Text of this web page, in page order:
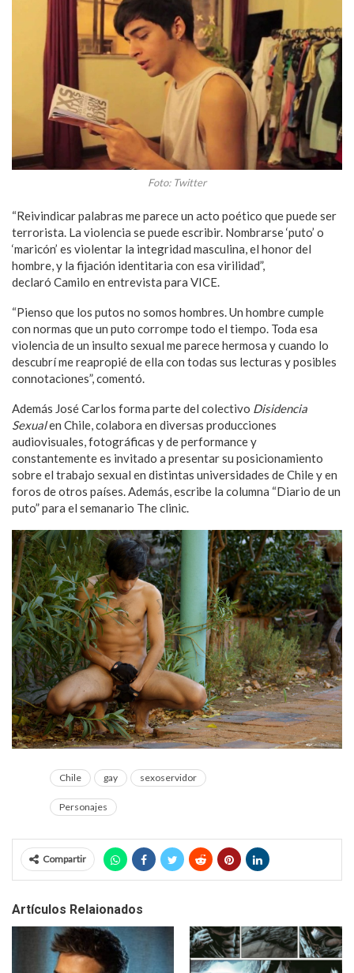
Foto: Twitter
“Reivindicar palabras me parece un acto poético que puede ser
terrorista. La violencia se puede escribir. Nombrarse ‘puto’ o
‘maricón’ es violentar la integridad masculina, el honor del
hombre, y la fijación identitaria con esa virilidad”,
declaró Camilo en entrevista para VICE.
“Pienso que los putos no somos hombres. Un hombre cumple
con normas que un puto corrompe todo el tiempo. Toda esa
violencia de un insulto sexual me parece hermosa y cuando lo
descubrí me reapropié de ella con todas sus lecturas y posibles
connotaciones”, comentó.
Además José Carlos forma parte del colectivo Disidencia
Sexualen Chile, colabora en diversas producciones
audiovisuales, fotográficas y de performance y
constantemente es invitado a presentar su posicionamiento
sobre el trabajo sexual en distintas universidades de Chile y en
foros de otros países. Además, escribe la columna “Diario de un
puto” para el semanario The clinic.
Chile gay sexoservidor
Personajes
Compartir
Artículos Relaionados